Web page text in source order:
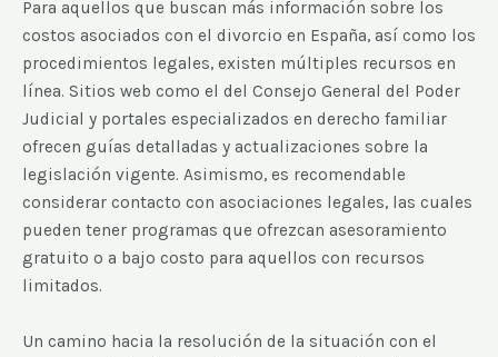
Para aquellos que buscan más información sobre los
costos asociados con el divorcio en España, así como los
procedimientos legales, existen múltiples recursos en
línea. Sitios web como el del Consejo General del Poder
Judicial y portales especializados en derecho familiar
ofrecen guías detalladas y actualizaciones sobre la
legislación vigente. Asimismo, es recomendable
considerar contacto con asociaciones legales, las cuales
pueden tener programas que ofrezcan asesoramiento
gratuito o a bajo costo para aquellos con recursos
limitados.
Un camino hacia la resolución de la situación con el